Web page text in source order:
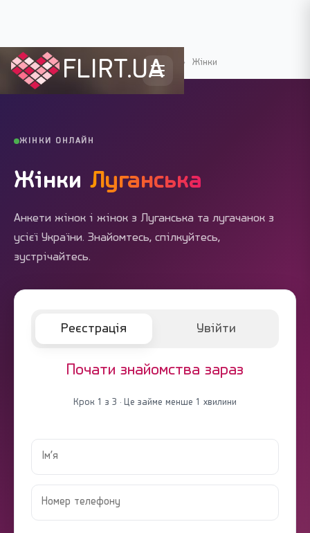
FLIRT.UA
Flirt.ua › Міста України Луганськ › Жінки
ЖІНКИ ОНЛАЙН
Жінки Луганська
Анкети жінок і жінок з Луганська та лугачанок з
усієї України. Знайомтесь, спілкуйтесь,
зустрічайтесь.
Реєстрація Увійти
Почати знайомства зараз
Крок 1 з 3 · Це займе менше 1 хвилини